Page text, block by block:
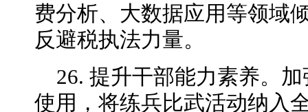
费分析、大数据应用等领域
反避税执法力量。
26. 提升干部能力素养。
使用，将练兵比武活动纳入